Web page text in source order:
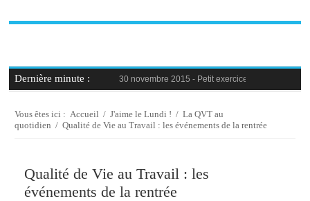
Dernière minute : 30 novembre 2015 - Petit exercice de la semaine
30 novembre 2015 -Blague au bureau #9
23 novembre 2015 -Le syndrome de l’imposteur,
Vous êtes ici :Accueil /J'aime le Lundi ! /La QVT au
quotidien /Qualité de Vie au Travail : les événements de la rentrée
Qualité de Vie au Travail : les
événements de la rentrée